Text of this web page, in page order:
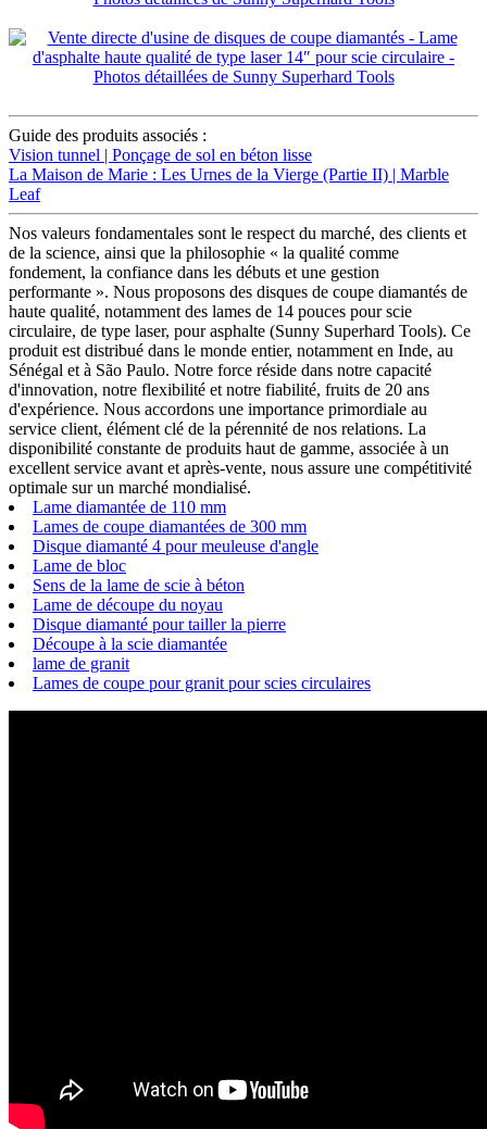
Guide des produits associés :
Vision tunnel | Ponçage de sol en béton lisse
La Maison de Marie : Les Urnes de la Vierge (Partie II) | Marble
Leaf
Nos valeurs fondamentales sont le respect du marché, des clients et
de la science, ainsi que la philosophie « la qualité comme
fondement, la confiance dans les débuts et une gestion
performante ». Nous proposons des disques de coupe diamantés de
haute qualité, notamment des lames de 14 pouces pour scie
circulaire, de type laser, pour asphalte (Sunny Superhard Tools). Ce
produit est distribué dans le monde entier, notamment en Inde, au
Sénégal et à São Paulo. Notre force réside dans notre capacité
d'innovation, notre flexibilité et notre fiabilité, fruits de 20 ans
d'expérience. Nous accordons une importance primordiale au
service client, élément clé de la pérennité de nos relations. La
disponibilité constante de produits haut de gamme, associée à un
excellent service avant et après-vente, nous assure une compétitivité
optimale sur un marché mondialisé.
Lame diamantée de 110 mm
Lames de coupe diamantées de 300 mm
Disque diamanté 4 pour meuleuse d'angle
Lame de bloc
Sens de la lame de scie à béton
Lame de découpe du noyau
Disque diamanté pour tailler la pierre
Découpe à la scie diamantée
lame de granit
Lames de coupe pour granit pour scies circulaires